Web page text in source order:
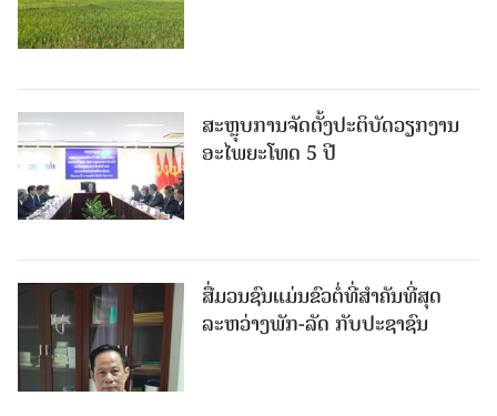
ສະຫຼຸບການຈັດຕັ້ງປະຕິບັດວຽກງານ
ອະໄພຍະໂທດ 5 ປີ
ສື່ມວນຊົນແມ່ນຂົວຕໍ່ທີ່ສໍາຄັນທີ່ສຸດ
ລະຫວ່າງພັກ-ລັດ ກັບປະຊາຊົນ